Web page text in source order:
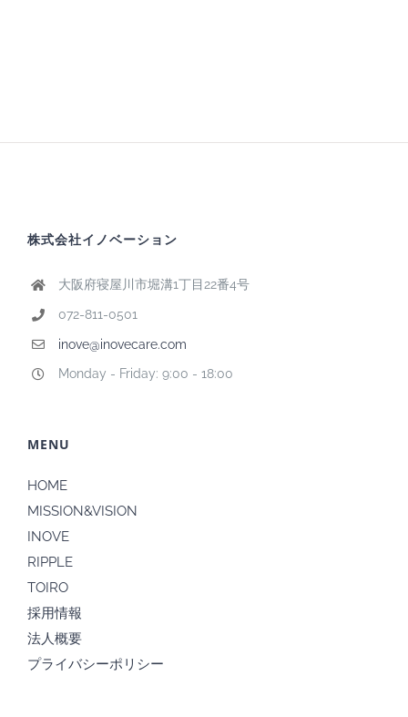
株式会社イノベーション
大阪府寝屋川市堀溝1丁目22番4号
072-811-0501
inove@inovecare.com
Monday - Friday: 9:00 - 18:00
MENU
HOME
MISSION&VISION
INOVE
RIPPLE
TOIRO
採用情報
法人概要
プライバシーポリシー